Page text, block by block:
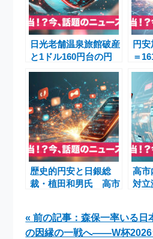
日光老舗温泉旅館破産
と1ドル160円台の円
円
＝
へ
歴史的円安と日銀総
裁・植田和男氏 高市
高市
対立
« 前の記事：森保一率いる日
の因縁の一戦へ――W杯2026